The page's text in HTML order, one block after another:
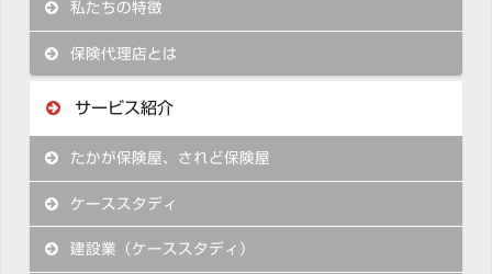
私たちの特徴
保険代理店とは
サービス紹介
たかが保険屋、されど保険屋
ケーススタディ
建設業（ケーススタディ）